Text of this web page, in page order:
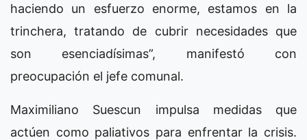
haciendo un esfuerzo enorme, estamos en la
trinchera, tratando de cubrir necesidades que
son esenciadísimas”, manifestó con
preocupación el jefe comunal.
Maximiliano Suescun impulsa medidas que
actúen como paliativos para enfrentar la crisis.